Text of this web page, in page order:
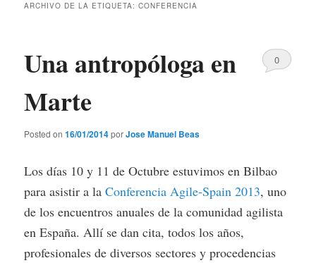
principal
secundario
ARCHIVO DE LA ETIQUETA:CONFERENCIA
Una antropóloga en
Marte
Posted on16/01/2014porJose Manuel Beas
0
Los días 10 y 11 de Octubre estuvimos en Bilbao
para asistir a laConferencia Agile-Spain 2013, uno
de los encuentros anuales de la comunidad agilista
en España. Allí se dan cita, todos los años,
profesionales de diversos sectores y procedencias